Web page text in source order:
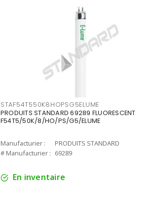
STAF54T550K8HOPSG5ELUME
PRODUITS STANDARD 69289 FLUORESCENT
F54T5/50K/8/HO/PS/G5/ELUME
Manufacturier :
PRODUITS STANDARD
# Manufacturier : 69289
En inventaire